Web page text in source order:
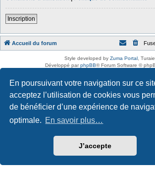
En poursuivant votre navigation sur ce
acceptez l’utilisation de cookies vous
de bénéficier d’une expérience de
optimale. En savoir plus…
J’accepte
Inscription
Accueil du forum
Style developed by Zuma Portal ,
Développé parphpBB® Forum Software ©
Confidentialité|Conditions